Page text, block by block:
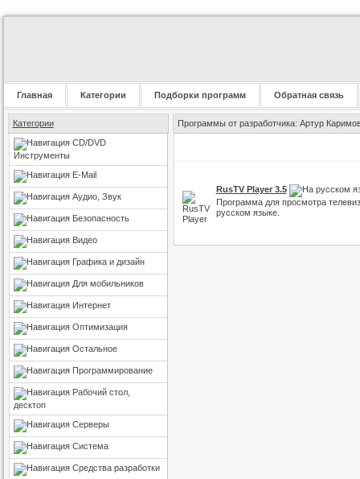
Главная Категории Подборки программ Обратная связь
Категории
CD/DVD
Инструменты
E-Mail
Аудио, Звук
Безопасность
Видео
Графика и дизайн
Для мобильников
Интернет
Оптимизация
Остальное
Программирование
Рабочий стол,
десктоп
Серверы
Система
Средства разработки
Программы от разработчика: Артур
RusTV Player 3.5
Программа для просмотра
русском языке.